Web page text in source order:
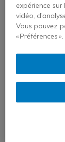
Profil
expérience
vidéo,
Vous pouvez
« Préférences ».